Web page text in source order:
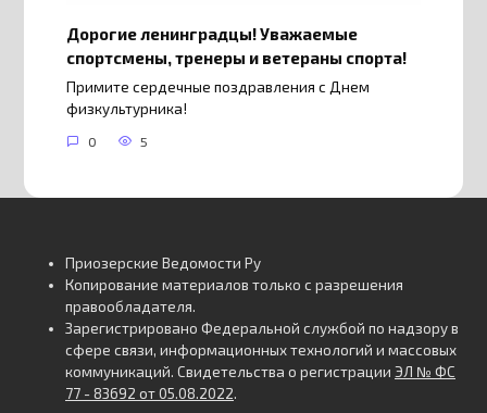
Дорогие ленинградцы! Уважаемые
спортсмены, тренеры и ветераны спорта!
Примите сердечные поздравления с Днем
физкультурника!
0 5
Приозерские Ведомости Ру
Копирование материалов только с разрешения
правообладателя.
Зарегистрировано Федеральной службой по надзору в
сфере связи, информационных технологий и массовых
коммуникаций. Свидетельства о регистрации ЭЛ № ФС
77 - 83692 от 05.08.2022.